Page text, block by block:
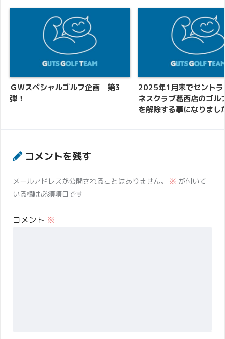
ＧＷスペシャルゴルフ企画 第3
弾！
2025年1月末でセントラ
ネスクラブ葛西店のゴル
を解除する事になりまし
コメントを残す
メールアドレスが公開されることはありません。 ※ が付いて
いる欄は必須項目です
コメント ※